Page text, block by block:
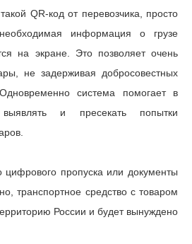
QR-код от перевозчика, просто
информация о грузе
на экране. Это позволяет очень
не задерживая добросовестных
Одновременно система помогает в
и пресекать попытки
цифрового пропуска или документы
транспортное средство с товаром
России и будет вынуждено